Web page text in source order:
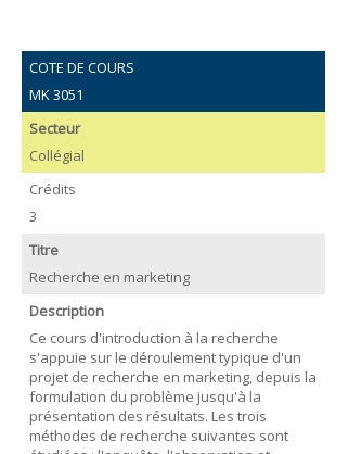
COTE DE COURS
MK 3051
Secteur
Collégial
Crédits
3
Titre
Recherche en marketing
Description
Ce cours d'introduction à la recherche
s'appuie sur le déroulement typique d'un
projet de recherche en marketing, depuis la
formulation du problème jusqu'à la
présentation des résultats. Les trois
méthodes de recherche suivantes sont